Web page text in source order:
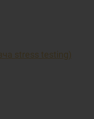
stress testing)